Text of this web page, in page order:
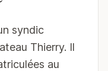
syndic
Thierry. Il
au